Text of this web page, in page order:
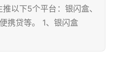
以下5个平台：银闪盒、
携贷等。 1、银闪盒